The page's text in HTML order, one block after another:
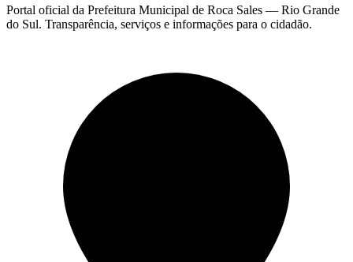
Portal oficial da Prefeitura Municipal de Roca Sales — Rio Grande
do Sul. Transparência, serviços e informações para o cidadão.